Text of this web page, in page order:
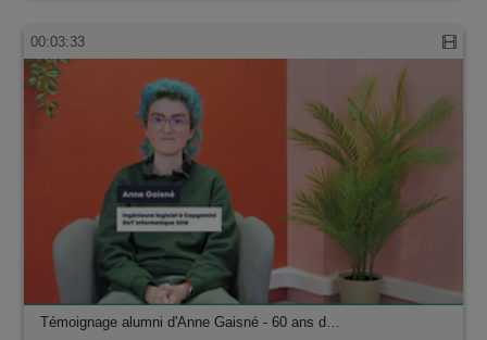
00:03:33
Témoignage alumni d'Anne Gaisné - 60 ans d…